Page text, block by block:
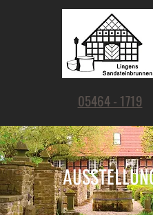
05464 - 1719